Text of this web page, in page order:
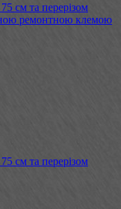
см та перерізом
ремонтною клемою
см та перерізом